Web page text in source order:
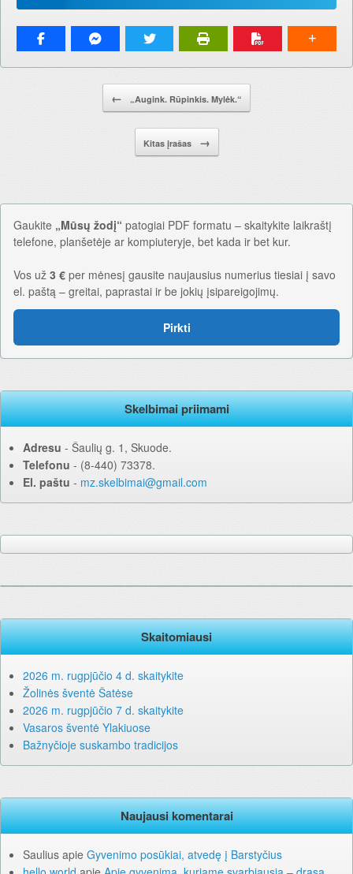
← „Augink. Rūpinkis. Mylėk.“
Kitas įrašas →
Gaukite „Mūsų žodį“ patogiai PDF formatu – skaitykite laikraštį
telefone, planšetėje ar kompiuteryje, bet kada ir bet kur.
Vos už 3 € per mėnesį gausite naujausius numerius tiesiai į savo
el. paštą – greitai, paprastai ir be jokių įsipareigojimų.
Pirkti
Skelbimai priimami
Adresu ‐ Šaulių g. 1, Skuode.
Telefonu ‐ (8-440) 73378.
El. paštu ‐ mz.skelbimai@gmail.com
Skaitomiausi
2026 m. rugpjūčio 4 d. skaitykite
Žolinės šventė Šatėse
2026 m. rugpjūčio 7 d. skaitykite
Vasaros šventė Ylakiuose
Bažnyčioje suskambo tradicijos
Naujausi komentarai
Saulius apie Gyvenimo posūkiai, atvedę į Barstyčius